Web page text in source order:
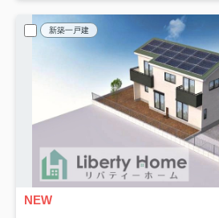
新築一戸建
NEW